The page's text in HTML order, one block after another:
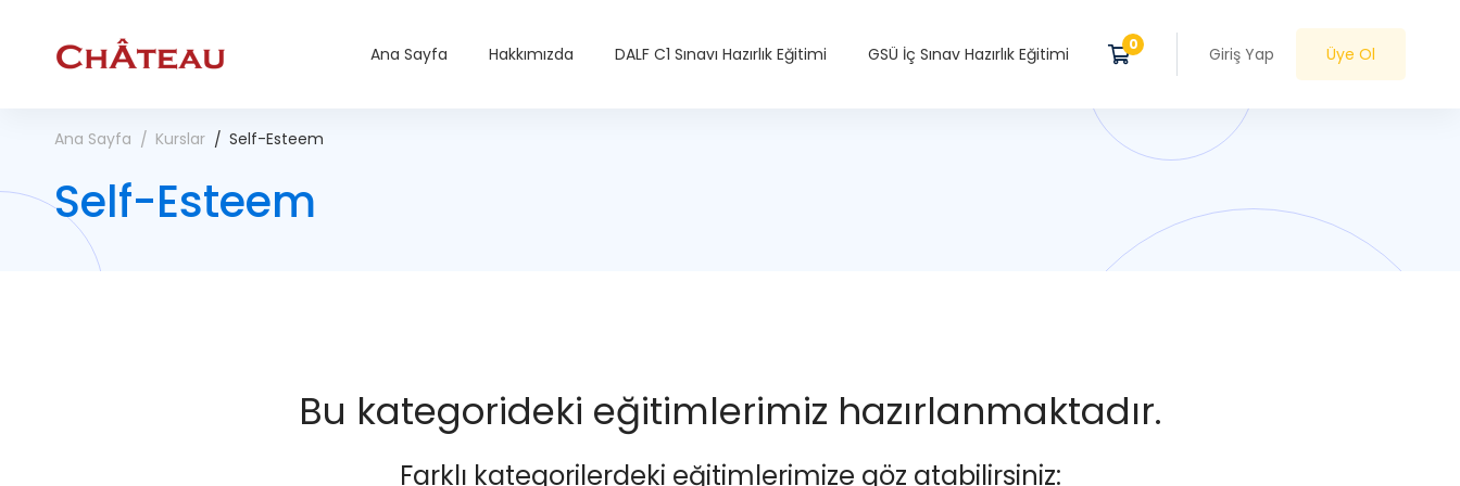
Ana Sayfa Hakkımızda DALF C1 Sınavı Hazırlık Eğitimi GSÜ İç Sınav Hazırlık Eğitimi Giriş Yap Üye Ol
Ana Sayfa Kurslar Self-Esteem
Self-Esteem
Bu kategorideki eğitimlerimiz hazırlanmaktadır.
Farklı kategorilerdeki eğitimlerimize göz atabilirsiniz: